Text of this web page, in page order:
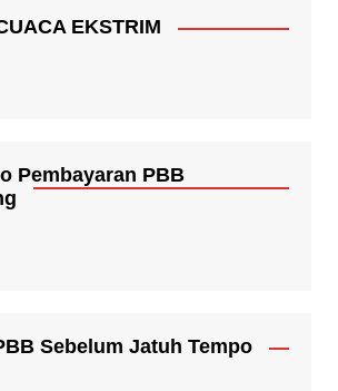
EKSTRIM
Pembayaran PBB
Sebelum Jatuh Tempo